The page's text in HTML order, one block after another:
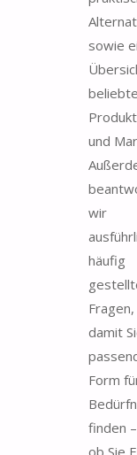
sowie
und
wir
häufig
Fragen,
damit
Form
finden
ob Sie